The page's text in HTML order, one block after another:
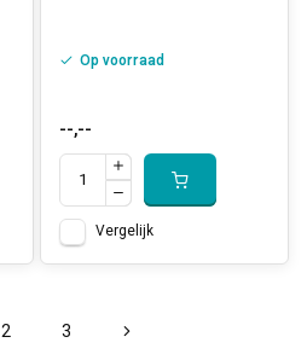
Op voorraad
--,--
Vergelijk
2 3